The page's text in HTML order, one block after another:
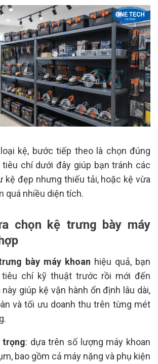
kệ, bước tiếp theo là chọn đúng
tiêu chí dưới đây giúp bạn tránh các
kệ đẹp nhưng thiếu tải, hoặc kệ vừa
quá nhiều diện tích.
chọn kệ trưng bày máy
bày máy khoan hiệu quả, bạn
chí kỹ thuật trước rồi mới đến
giúp kệ vận hành ổn định lâu dài,
và tối ưu doanh thu trên từng mét
trọng: dựa trên số lượng máy khoan
bao gồm cả máy nặng và phụ kiện